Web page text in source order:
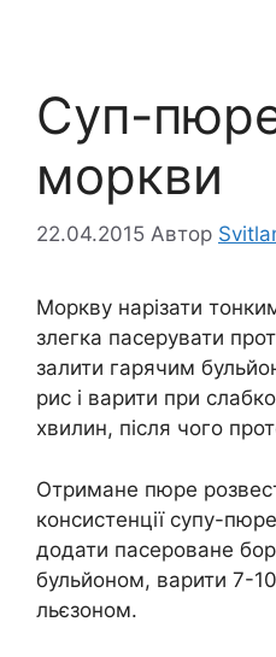
Суп-
моркви
22.04.2015 Автор
Моркву нарізати
злегка пасерувати
залити гарячим
рис і варити при
хвилин, після чого
Отримане пюре
консистенції супу-
додати пасероване
бульйоном, варити 7-
льєзоном.